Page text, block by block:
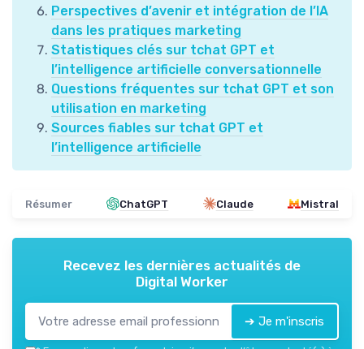
Perspectives d’avenir et intégration de l’IA
dans les pratiques marketing
Statistiques clés sur tchat GPT et
l’intelligence artificielle conversationnelle
Questions fréquentes sur tchat GPT et son
utilisation en marketing
Sources fiables sur tchat GPT et
l’intelligence artificielle
Résumer ChatGPT Claude Mistral
Recevez les dernières actualités de
Digital Worker
➔ Je m'inscris